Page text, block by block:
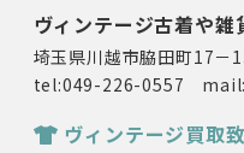
ヴィンテージ古着や
埼玉県川越市脇田町17－
tel:049-226-0557 mail:
ヴィンテージ買取